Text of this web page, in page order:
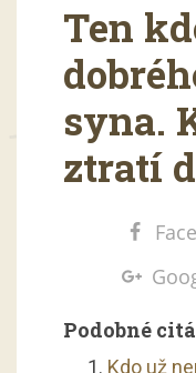
Ten
syna.
ztratí
Podobné
Kdo už